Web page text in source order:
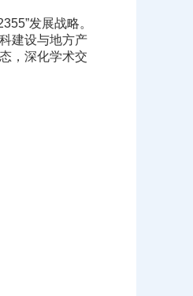
发展战略。
建设与地方产
，深化学术交